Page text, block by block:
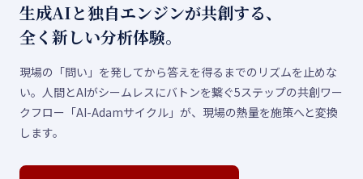
生成AIと独自エンジンが共創する、
全く新しい分析体験。
現場の「問い」を発してから答えを得るまでのリズムを止めな
い。人間とAIがシームレスにバトンを繋ぐ5ステップの共創ワー
クフロー「AI-Adamサイクル」が、現場の熱量を施策へと変換
します。